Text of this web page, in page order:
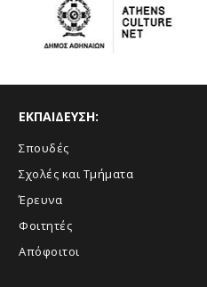
ΕΚΠΑΙΔΕΥΣΗ:
Σπουδές
Σχολές και Τμήματα
Έρευνα
Φοιτητές
Απόφοιτοι